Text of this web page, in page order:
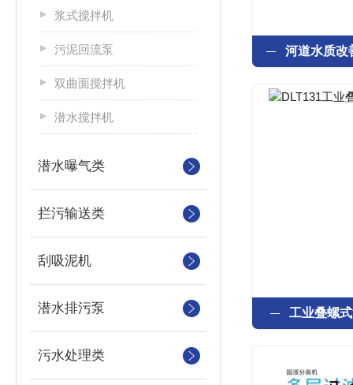
浆式搅拌机
污泥回流泵
双曲面搅拌机
潜水搅拌机
潜水曝气类
拦污输送类
刮吸泥机
潜水排污泵
污水处理类
工业叠螺